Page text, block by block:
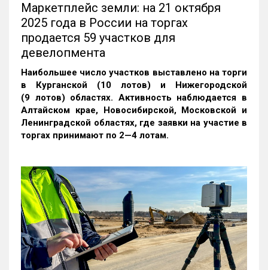
Маркетплейс земли: на 21 октября
2025 года в России на торгах
продается 59 участков для
девелопмента
Наибольшее число участков выставлено на торги
в Курганской (10 лотов) и Нижегородской
(9 лотов) областях. Активность наблюдается в
Алтайском крае, Новосибирской, Московской и
Ленинградской областях, где заявки на участие в
торгах принимают по 2—4 лотам.